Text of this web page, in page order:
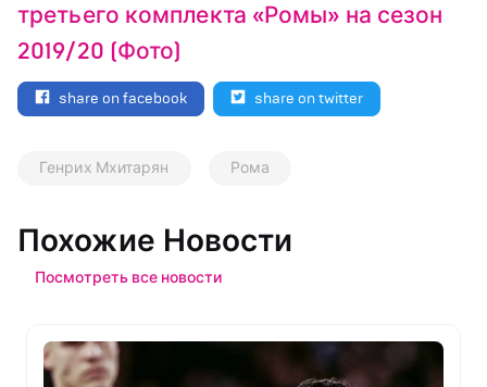
третьего комплекта «Ромы» на сезон
2019/20 (Фото)
share on facebook share on twitter
Генрих Мхитарян Рома
Похожие Новости
Посмотреть все новости